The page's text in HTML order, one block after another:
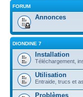
FORUM
Annonces
DIONDINE 7
Installation
Téléchargement,
Utilisation
Entraide, trucs et
Problèmes